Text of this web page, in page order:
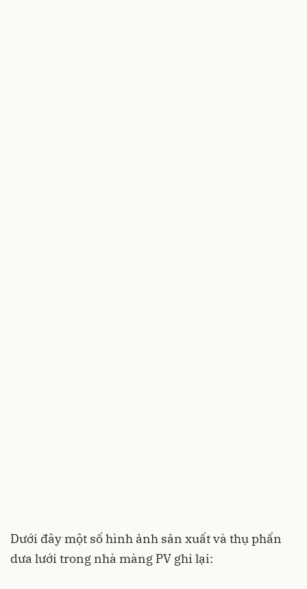
Dưới đây một số hình ảnh sản xuất và thụ phấn
dưa lưới trong nhà màng PV ghi lại: